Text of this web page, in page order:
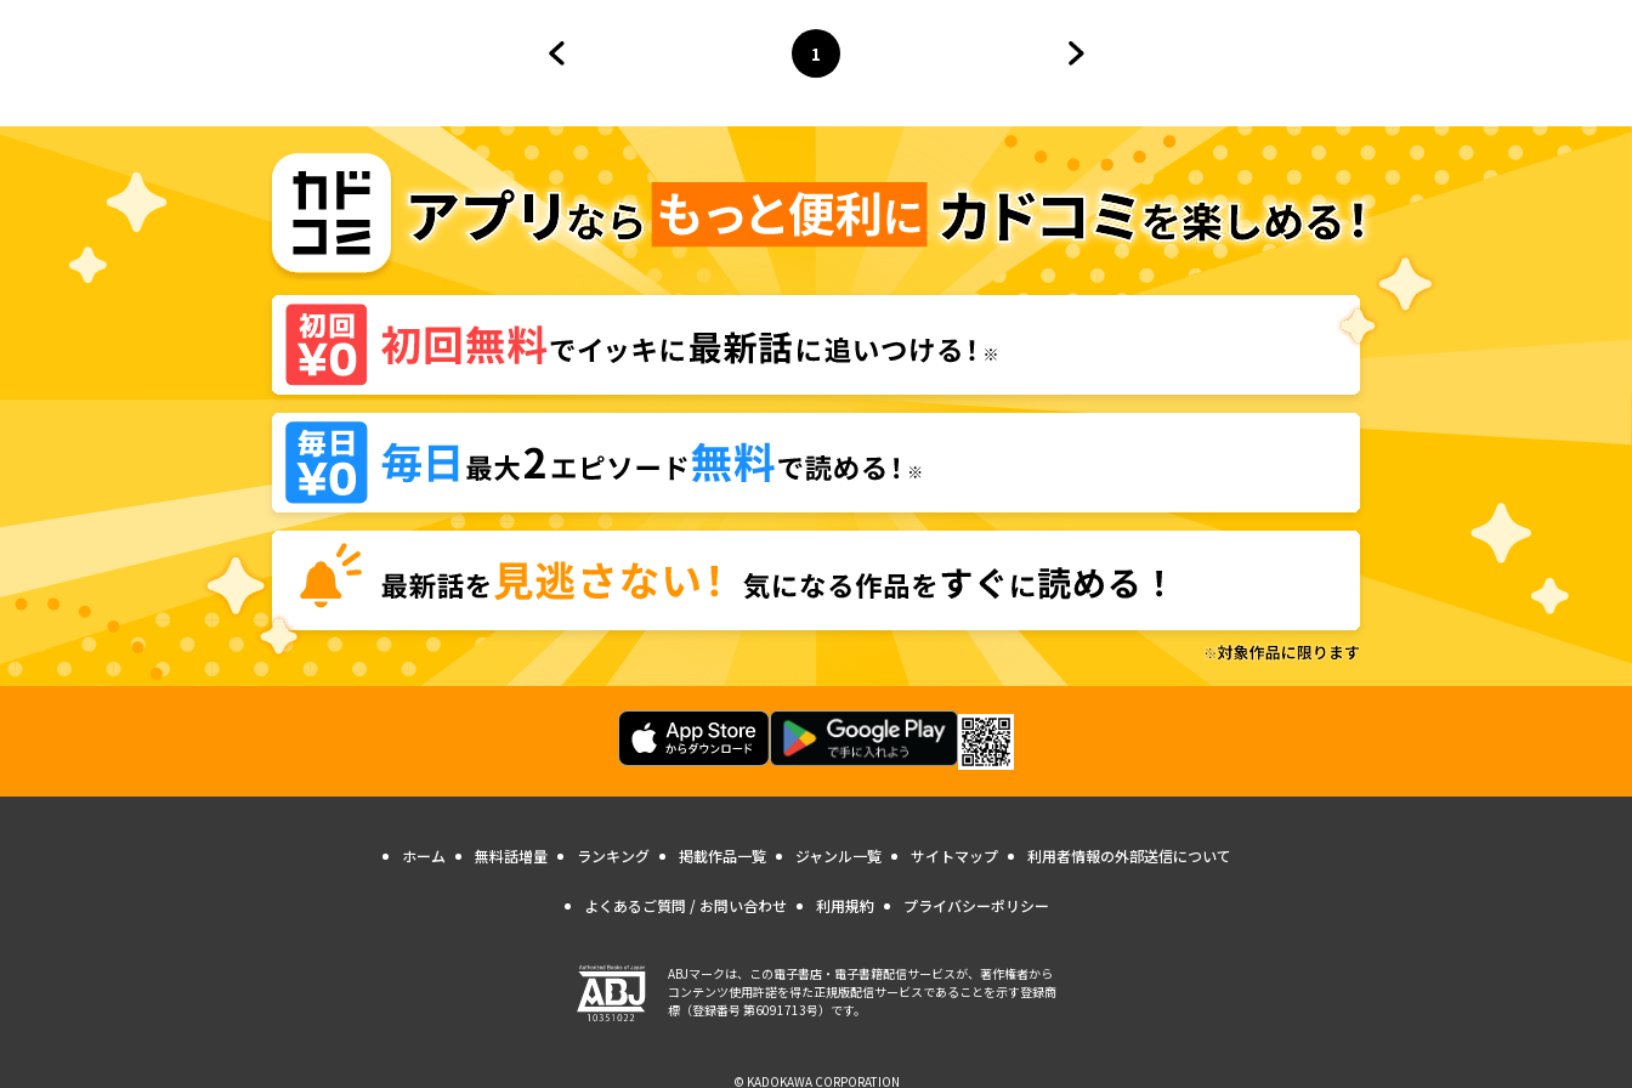
ページ
1
へ
ホーム 無料話増量 ランキング 掲載作品一覧 ジャンル一覧 サイトマップ 利用者情報の外部送信について
よくあるご質問 / お問い合わせ 利用規約 プライバシーポリシー
ABJマークは、この電子書店・電子書籍配信サービスが、著作権者から
コンテンツ使用許諾を得た正規版配信サービスであることを示す登録商
標（登録番号 第6091713号）です。
© KADOKAWA CORPORATION